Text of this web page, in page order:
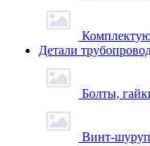
Детали
Болты,
Винт-